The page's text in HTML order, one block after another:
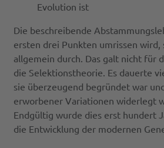
Evolution ist
Die beschreibende
ersten drei Punkten umrissen wird,
allgemein durch. Das galt nicht für
die Selektionstheorie. Es dauerte
sie überzeugend begründet war
erworbener Variationen widerlegt
Endgültig wurde dies erst hundert
die Entwicklung der modernen